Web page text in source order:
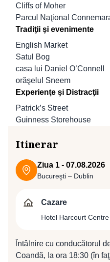
Cliffs of Moher
Parcul Naţional
Tradiţii şi evenimente
English Market
Satul Bog
casa lui Daniel O’Connell
orăşelul Sneem
Experienţe şi Distracţii
Patrick’s Street
Guinness Storehouse
Itinerar
Ziua 1 - 07.08.2026
Bucureşti – Dublin
Cazare
Hotel Harcourt
Întâlnire cu conducătorul
Coandă, la ora 18:30 (în